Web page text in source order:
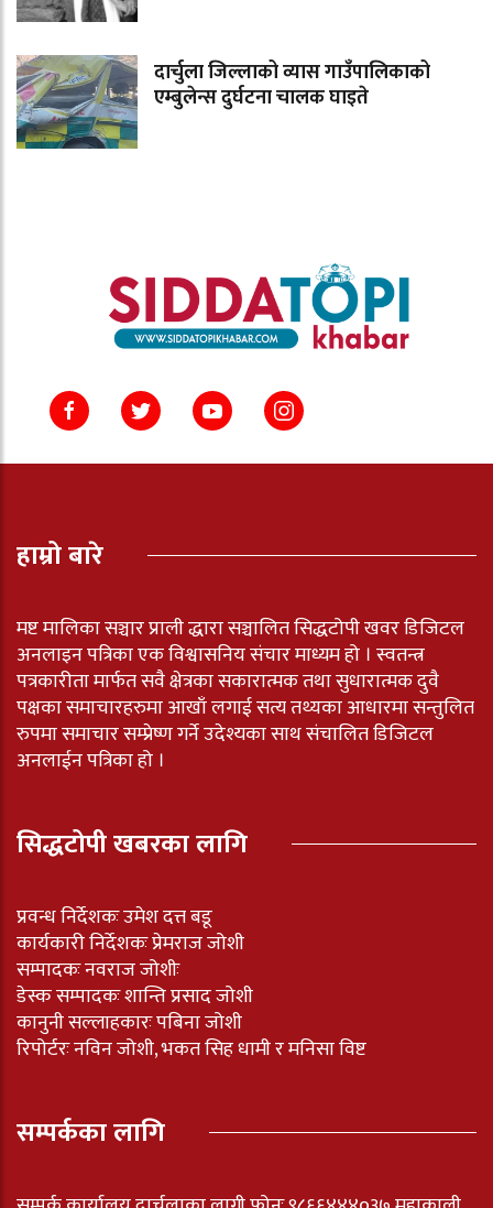
दार्चुला जिल्लाको व्यास गाउँपालिकाको
एम्बुलेन्स दुर्घटना चालक घाइते
हाम्रो बारे
मष्ट मालिका सञ्चार प्राली द्धारा सञ्चालित सिद्धटोपी खवर डिजिटल
अनलाइन पत्रिका एक विश्वासनिय संचार माध्यम हो । स्वतन्त्र
पत्रकारीता मार्फत सवै क्षेत्रका सकारात्मक तथा सुधारात्मक दुवै
पक्षका समाचारहरुमा आखाँ लगाई सत्य तथ्यका आधारमा सन्तुलित
रुपमा समाचार सम्प्रेष्ण गर्ने उदेश्यका साथ संचालित डिजिटल
अनलाईन पत्रिका हो ।
सिद्धटोपी खबरका लागि
प्रवन्ध निर्देशकः उमेश दत्त बडू
कार्यकारी निर्देशकः प्रेमराज जोशी
सम्पादकः नवराज जोशीः
डेस्क सम्पादकः शान्ति प्रसाद जोशी
कानुनी सल्लाहकारः पबिना जोशी
रिपोर्टरः नविन जोशी, भकत सिह धामी र मनिसा विष्ट
सम्पर्कका लागि